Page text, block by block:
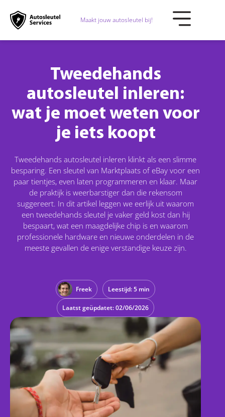
Maakt jouw autosleutel bij!
Tweedehands
autosleutel inleren:
wat je moet weten voor
je iets koopt
Tweedehands autosleutel inleren klinkt als een slimme
besparing. Een sleutel van Marktplaats of eBay voor een
paar tientjes, even laten programmeren en klaar. Maar
de praktijk is weerbarstiger dan die rekensom
suggereert. In dit artikel leggen we eerlijk uit waarom
een tweedehands sleutel je vaker geld kost dan hij
bespaart, wat een maagdelijke chip is en waarom
professionele hardware en nieuwe onderdelen in de
meeste gevallen de enige verstandige keuze zijn.
Freek Leestijd: 5 min
Laatst geüpdatet: 02/06/2026